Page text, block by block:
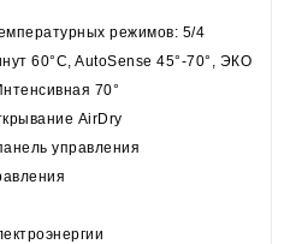
режимов: 5/4
60°C, AutoSense 45°-70°, ЭКО
70°
AirDry
управления